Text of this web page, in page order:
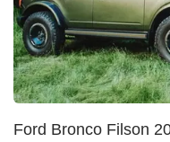
Ford Bronco Filson